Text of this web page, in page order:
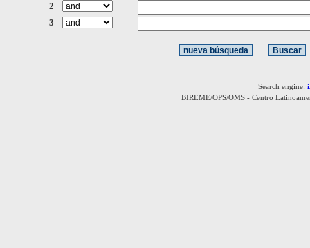
2
3
Search engine:
BIREME/OPS/OMS - Centro